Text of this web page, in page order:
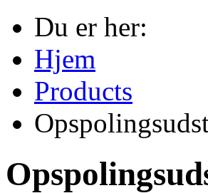
Du er her:
Hjem
Products